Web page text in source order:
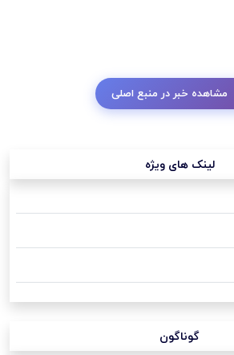
مشاهده خبر در منبع اصلی
لینک های ویژه
گوناگون